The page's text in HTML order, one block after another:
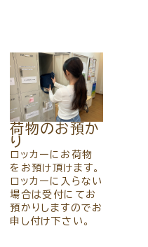
荷物のお預か
り
ロッカーにお荷物
をお預け頂けます。
ロッカーに入らない
場合は受付にてお
預かりしますのでお
申し付け下さい。